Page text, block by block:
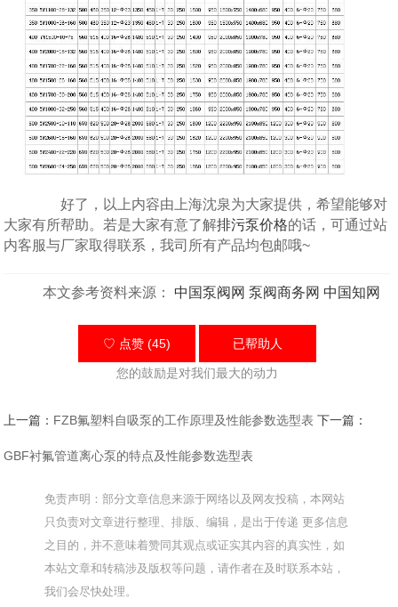
好了，以上内容由上海沈泉为大家提供，希望能够对
大家有所帮助。若是大家有意了解排污泵价格的话，可通过站
内客服与厂家取得联系，我司所有产品均包邮哦~
本文参考资料来源： 中国泵阀网 泵阀商务网 中国知网
♡ 点赞 (45) 已帮助 人
您的鼓励是对我们最大的动力
上一篇： FZB氟塑料自吸泵的工作原理及性能参数选型表 下一篇：
GBF衬氟管道离心泵的特点及性能参数选型表
免责声明：部分文章信息来源于网络以及网友投稿，本网站
只负责对文章进行整理、排版、编辑，是出于传递 更多信息
之目的，并不意味着赞同其观点或证实其内容的真实性，如
本站文章和转稿涉及版权等问题，请作者在及时联系本站，
我们会尽快处理。